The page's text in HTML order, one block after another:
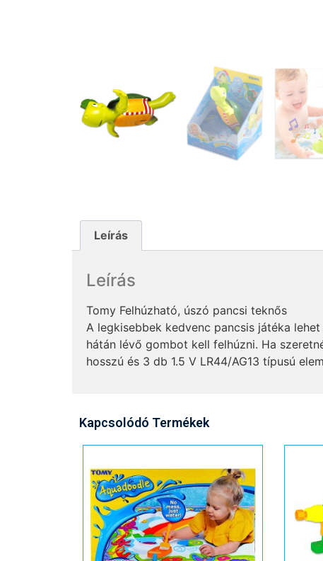
Leírás
Leírás
Tomy Felhúzható, úszó pancsi teknős
A legkisebbek kedvenc pancsis játéka
hátán lévő gombot kell felhúzni. Ha
hosszú és 3 db 1.5 V LR44/AG13 típusú
Kapcsolódó Termékek